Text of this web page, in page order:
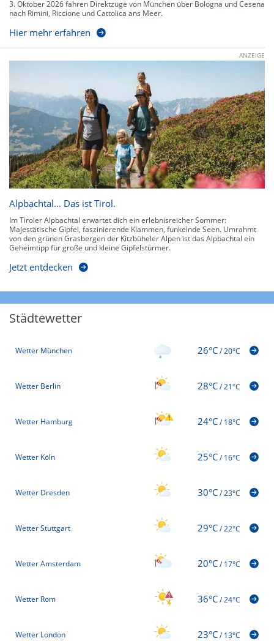
3. Oktober 2026 fahren Direktzüge von München über Bologna und Cesena
nach Rimini, Riccione und Cattolica ans Meer.
Hier mehr erfahren
ANZEIGE
Alpbachtal… Das ist Tirol.
Im Tiroler Alpbachtal erwartet dich ein erlebnisreicher Sommer:
Majestätische Gipfel, faszinierende Klammen, funkelnde Seen. Umrahmt
von den grünen Grasbergen der Kitzbüheler Alpen ist das Alpbachtal ein
Geheimtipp für große und kleine Gipfelstürmer.
Jetzt entdecken
Städtewetter
Wetter München 26°C/20°C
Wetter Berlin 28°C/21°C
Wetter Hamburg 24°C/18°C
Wetter Köln 25°C/16°C
Wetter Dresden 30°C/23°C
Wetter Stuttgart 29°C/22°C
Wetter Amsterdam 20°C/17°C
Wetter Rom 36°C/24°C
Wetter London 23°C/13°C